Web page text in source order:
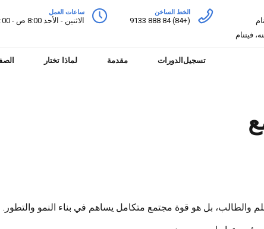
ساعات العمل
الاثنين - الأحد 8:00 ص - 9:00 م
الخط الساخن
(+84) 84 888 9133
لماذا تختار مقدمة الدوراتتسجيل
والطالب، بل هو قوة مجتمع متكامل يساهم في بناء النمو والتطور.